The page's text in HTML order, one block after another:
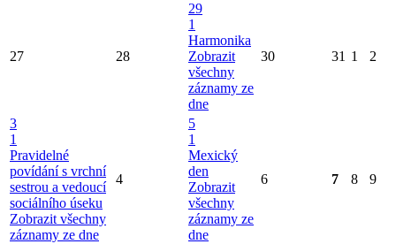
27 28
29
1
Harmonika
Zobrazit
všechny
záznamy ze
dne
30 31 1 2
3
1
Pravidelné
povídání s vrchní
sestrou a vedoucí
sociálního úseku
Zobrazit všechny
záznamy ze dne
4
5
1
Mexický
den
Zobrazit
všechny
záznamy ze
dne
6 7 8 9